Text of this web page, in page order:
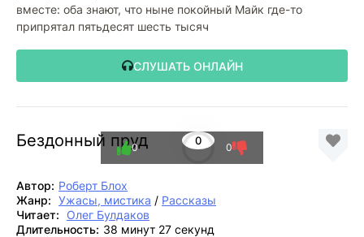
вместе: оба знают, что ныне покойный Майк где-то
припрятал пятьдесят шесть тысяч
СЛУШАТЬ ОНЛАЙН
Бездонный пруд 0
0 0
Автор: Роберт Блох
Жанр: Ужасы, мистика / Рассказы
Читает: Олег Булдаков
Длительность: 38 минут 27 секунд